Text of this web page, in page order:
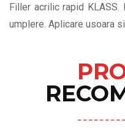
Filler acrilic rapid
umplere. Aplicare usoara